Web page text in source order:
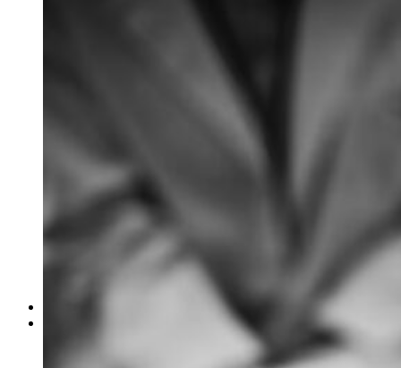
Έλεγχος Προσωπικού – Συνεργατών
Συνοδεία Χρηματαποστολών
Έλεγχος Τηλεφωνικών Συνδιαλέξεων
Ασφαλιστικές Απάτες
Ανάκτηση Χρεών – Εύρεση Οφειλετών
Μέτρα Προστασίας Επικοινωνιών